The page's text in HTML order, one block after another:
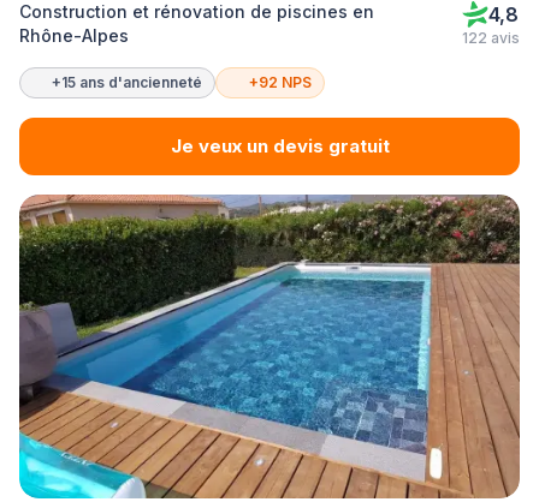
Construction et rénovation de piscines en
Rhône-Alpes
4,8
122 avis
+15 ans d'ancienneté +92 NPS
Je veux un devis gratuit